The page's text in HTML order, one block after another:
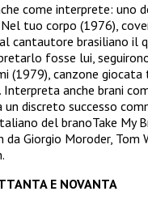
come interprete: uno
tuo corpo (1976),
cantautore brasiliano il
fosse lui,
(1979), canzone
anche brani
discreto successo
del branoTake My
Giorgio Moroder, Tom
E NOVANTA